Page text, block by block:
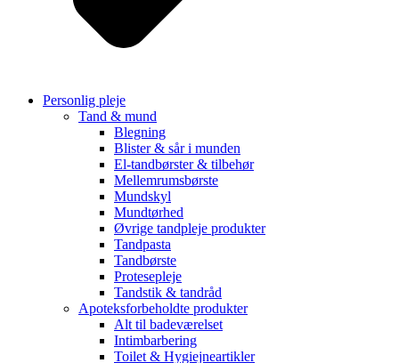
Personlig pleje
Tand & mund
Blegning
Blister & sår i munden
El-tandbørster & tilbehør
Mellemrumsbørste
Mundskyl
Mundtørhed
Øvrige tandpleje produkter
Tandpasta
Tandbørste
Protesepleje
Tandstik & tandråd
Apoteksforbeholdte produkter
Alt til badeværelset
Intimbarbering
Toilet & Hygiejneartikler